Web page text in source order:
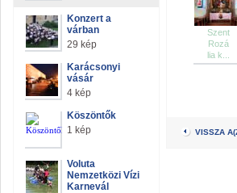
Konzert a
várban
29 kép
Karácsonyi
vásár
4 kép
Köszöntők
1 kép
Voluta
Nemzetközi Vízi
Karnevál
Szent
Rozá
lia k...
VISSZA